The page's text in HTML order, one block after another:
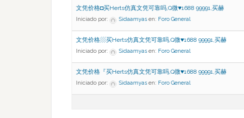
文凭价格◘买Herts仿真文凭可靠吗,Q微♥1688 99991,买赫
Iniciado por: Sidaamyas en: Foro General
文凭价格▨买Herts仿真文凭可靠吗,Q微♥1688 99991,买赫
Iniciado por: Sidaamyas en: Foro General
文凭价格『买Herts仿真文凭可靠吗,Q微♥1688 99991,买赫
Iniciado por: Sidaamyas en: Foro General